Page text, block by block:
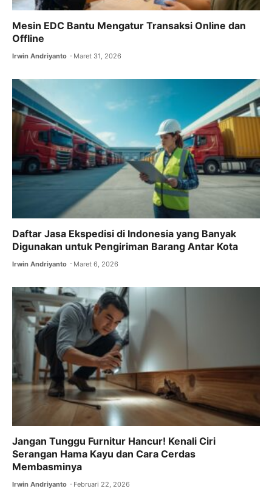
Mesin EDC Bantu Mengatur Transaksi Online dan
Offline
Irwin Andriyanto Maret 31, 2026
Daftar Jasa Ekspedisi di Indonesia yang Banyak
Digunakan untuk Pengiriman Barang Antar Kota
Irwin Andriyanto Maret 6, 2026
Jangan Tunggu Furnitur Hancur! Kenali Ciri
Serangan Hama Kayu dan Cara Cerdas
Membasminya
Irwin Andriyanto Februari 22, 2026